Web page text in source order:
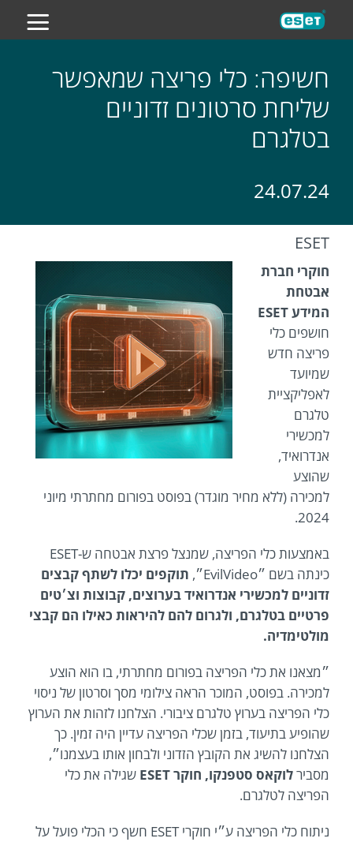
חשיפה: כלי פריצה שמאפשר
שליחת סרטונים זדוניים
בטלגרם
24.07.24
ESET
חוקרי חברת
אבטחת
המידע ESET
חושפים כלי
פריצה חדש
שמיועד
לאפליקציית
טלגרם
למכשירי
אנדרואיד,
שהוצע
למכירה (ללא מחיר מוגדר) בפוסט בפורום מחתרתי מיוני
2024.
באמצעות כלי הפריצה, שמנצל פרצת אבטחה ש-ESET
כינתה בשם ״EvilVideo״,
תוקפים יכלו לשתף קבצים
זדוניים למכשירי אנדרואיד בערוצים, קבוצות וצ׳טים
פרטיים בטלגרם, ולגרום להם להיראות כאילו הם קבצי
מולטימדיה.
״מצאנו את כלי הפריצה בפורום מחתרתי, בו הוא הוצע
למכירה. בפוסט, המוכר הראה צילומי מסך וסרטון של ניסוי
כלי הפריצה בערוץ טלגרם ציבורי. הצלחנו לזהות את הערוץ
שהופיע בתיעוד, בזמן שכלי הפריצה עדיין היה זמין. כך
הצלחנו להשיג את הקובץ הזדוני ולבחון אותו בעצמנו״,
מסבירלוקאס סטפנקו, חוקר ESET
שגילה את כלי
הפריצה לטלגרם.
ניתוח כלי הפריצה ע״י חוקרי ESET חשף כי הכלי פועל על